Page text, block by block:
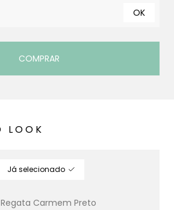
OK
COMPRAR
Regata Carmem Preto